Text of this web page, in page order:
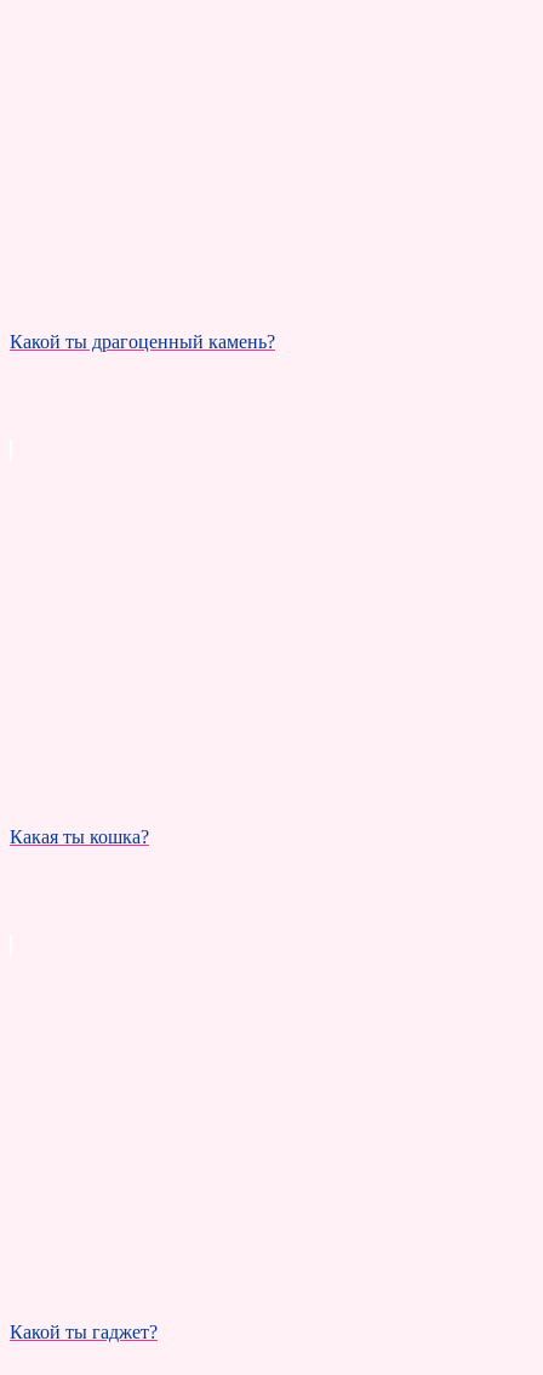
Какой ты драгоценный камень?
Какая ты кошка?
Какой ты гаджет?